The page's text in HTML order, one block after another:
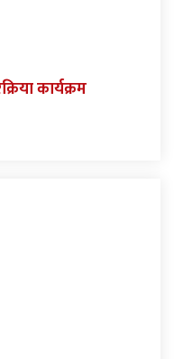
कार्यक्रम